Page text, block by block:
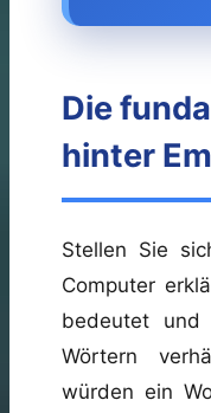
Die
hinter
Stellen Sie
Computer
bedeutet
Wörtern
würden ein